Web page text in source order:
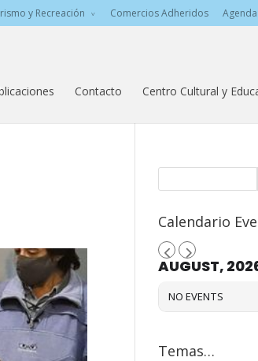
y Recreación Comercios Adheridos
Contacto Centro Cultural y
Calendario
AUGUST,
NO EVENTS
Temas…